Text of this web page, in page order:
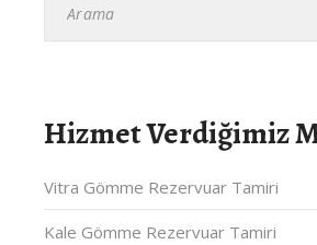
Hizmet Verdiğimiz
Vitra Gömme Rezervuar Tamiri
Kale Gömme Rezervuar Tamiri